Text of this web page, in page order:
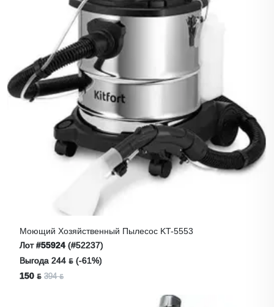
Моющий Хозяйственный Пылесос KT-5553
Лот#55924 (#52237)
Выгода 244 ƃ (-61%)
150 ƃ 394 ƃ